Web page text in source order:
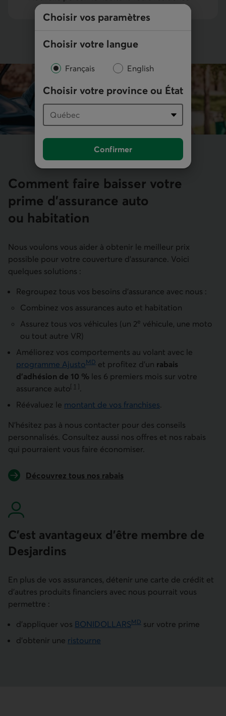
Choisir vos paramètres
Choisir votre langue
Français English
Choisir votre province ou État
Confirmer
Comment faire baisser votre
prime d’assurance auto
ou habitation
Nous voulons vous aider à obtenir le meilleur prix
possible pour votre couverture d’assurance. Voici
quelques solutions :
Regroupez tous vos besoins d’assurance avec nous :
Combinez vos assurances auto et habitation
Assurez tous vos véhicules (un 2e véhicule, une moto
ou tout autre VR)
Améliorez vos comportements au volant avec le
programme AjustoMD et profitez d’un rabais
d’adhésion de 10 % les 6 premiers mois sur votre
assurance auto[ 1 ]
Aller à la note
.
Réévaluez le montant de vos franchises.
N’hésitez pas à nous contacter pour des conseils
personnalisés. Consultez aussi nos offres et nos rabais
qui pourraient vous faire économiser.
Découvrez tous nos rabais
C’est avantageux d’être membre de
Desjardins
En plus de vos assurances, détenir une carte de crédit et
d’autres produits financiers avec nous pourrait vous
permettre :
d’appliquer vos BONIDOLLARSMD sur votre prime
d’obtenir une ristourne